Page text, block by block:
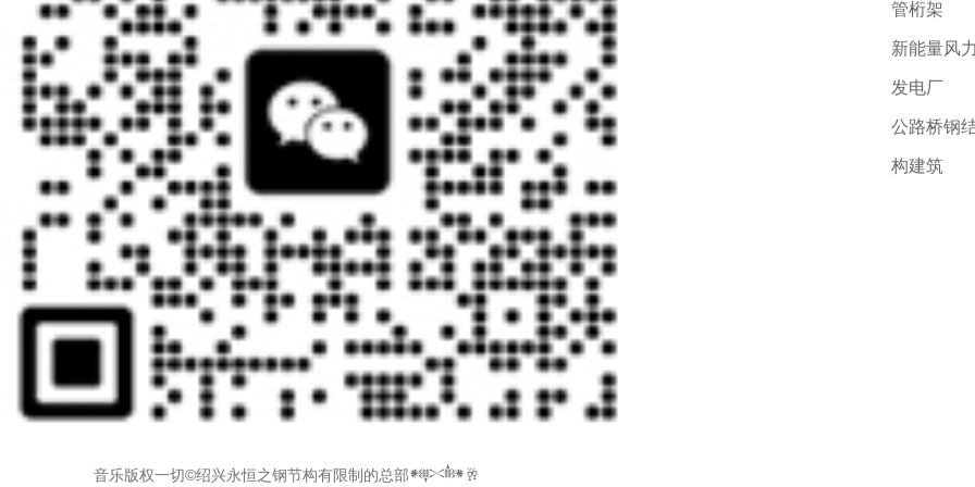
管桁架
新能量风
发电厂
公路桥钢
构建筑
 音乐版权一切©绍兴永恒之钢节构有限制的总部𒀰🥂